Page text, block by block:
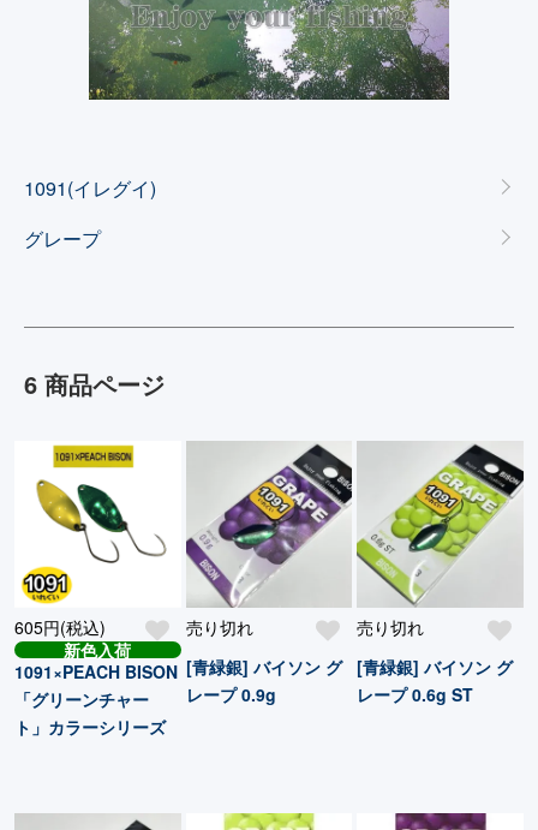
カテゴリー一覧
1091(イレグイ)
グレープ
6 商品ページ
605円(税込)
新色入荷
1091×PEACH BISON
「グリーンチャー
ト」カラーシリーズ
売り切れ
[青緑銀] バイソン グ
レープ 0.9g
売り切れ
[青緑銀] バイソン グ
レープ 0.6g ST